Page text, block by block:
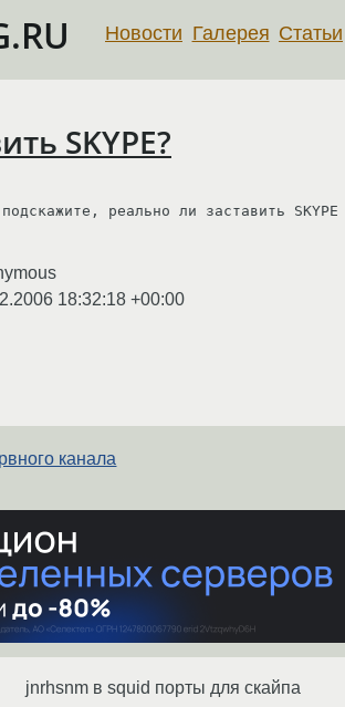
Новости Галерея Статьи
SKYPE?
реально ли заставить
18:32:18 +00:00
канала
jnrhsnm в squid порты для скайпа